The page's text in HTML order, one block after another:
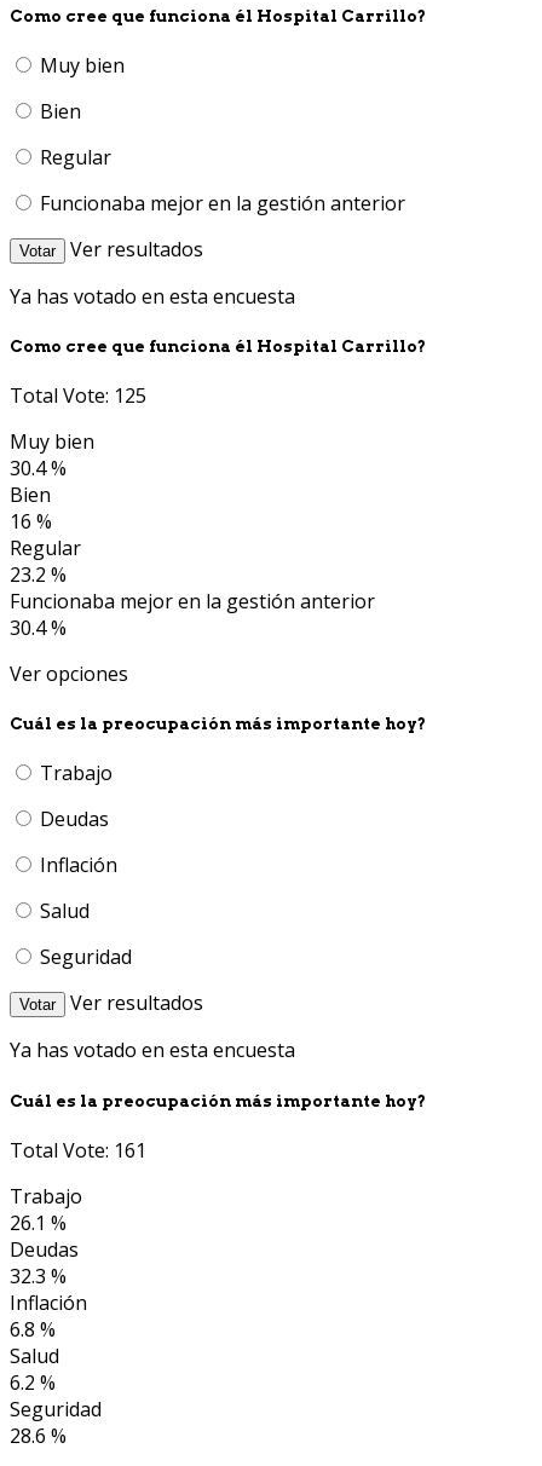
Como cree que funciona él Hospital Carrillo?
Muy bien
Bien
Regular
Funcionaba mejor en la gestión anterior
Votar
Ver resultados
Ya has votado en esta encuesta
Como cree que funciona él Hospital Carrillo?
Total Vote: 125
Muy bien
30.4 %
Bien
16 %
Regular
23.2 %
Funcionaba mejor en la gestión anterior
30.4 %
Ver opciones
Cuál es la preocupación más importante hoy?
Trabajo
Deudas
Inflación
Salud
Seguridad
Votar
Ver resultados
Ya has votado en esta encuesta
Cuál es la preocupación más importante hoy?
Total Vote: 161
Trabajo
26.1 %
Deudas
32.3 %
Inflación
6.8 %
Salud
6.2 %
Seguridad
28.6 %